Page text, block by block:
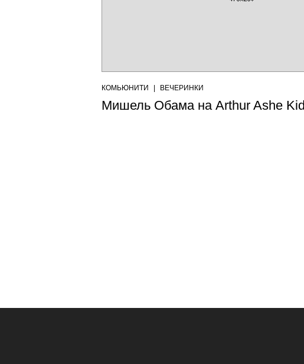
КОМЬЮНИТИ ВЕЧЕРИНКИ
Мишель Обама на Arthur Ashe